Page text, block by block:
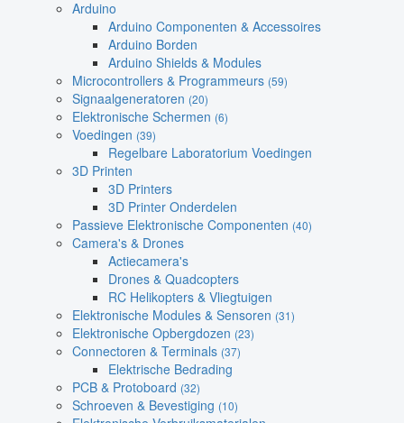
Arduino
Arduino Componenten & Accessoires
Arduino Borden
Arduino Shields & Modules
Microcontrollers & Programmeurs (59)
Signaalgeneratoren (20)
Elektronische Schermen (6)
Voedingen (39)
Regelbare Laboratorium Voedingen
3D Printen
3D Printers
3D Printer Onderdelen
Passieve Elektronische Componenten (40)
Camera's & Drones
Actiecamera's
Drones & Quadcopters
RC Helikopters & Vliegtuigen
Elektronische Modules & Sensoren (31)
Elektronische Opbergdozen (23)
Connectoren & Terminals (37)
Elektrische Bedrading
PCB & Protoboard (32)
Schroeven & Bevestiging (10)